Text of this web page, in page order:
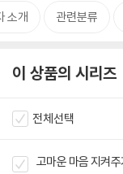
소개 관련분류
이 상품의 시리즈
전체선택
고마운 마음 지켜주